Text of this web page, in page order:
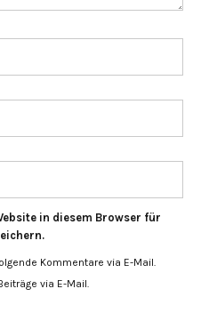
in diesem Browser für
Kommentare via E-Mail.
via E-Mail.